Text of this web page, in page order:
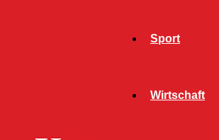
Sport
Wirtschaft